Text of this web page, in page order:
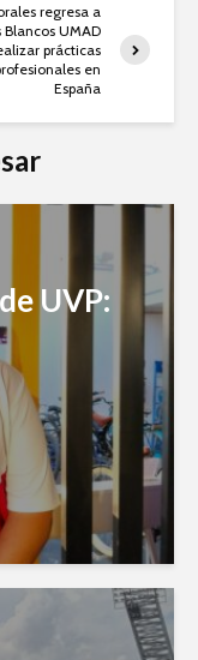
regresa a
Blancos UMAD
prácticas
en
España
UVP: